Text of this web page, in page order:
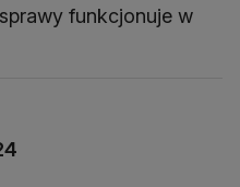
funkcjonuje w